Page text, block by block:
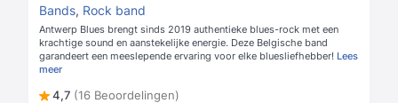
Bands, Rock band
Antwerp Blues brengt sinds 2019 authentieke blues-rock met een
krachtige sound en aanstekelijke energie. Deze Belgische band
garandeert een meeslepende ervaring voor elke bluesliefhebber! Lees
meer
4,7 (16 Beoordelingen)